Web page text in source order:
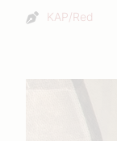
Autor:
KAP/Red